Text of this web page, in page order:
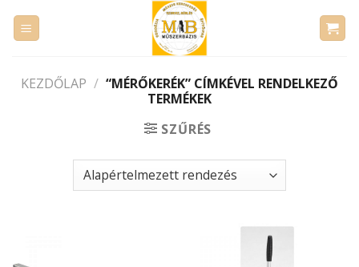
KEZDŐLAP / “MÉRŐKERÉK” CÍMKÉVEL RENDELKEZŐ
TERMÉKEK
SZŰRÉS